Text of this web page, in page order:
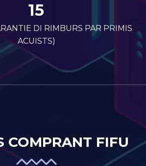
15
DI RIMBURS PAR PRIMIS
ACUISTS)
COMPRANT FIFU